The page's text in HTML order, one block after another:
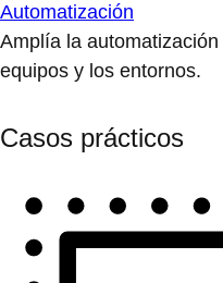
Automatización
Amplía la
equipos y los entornos.
Casos prácticos